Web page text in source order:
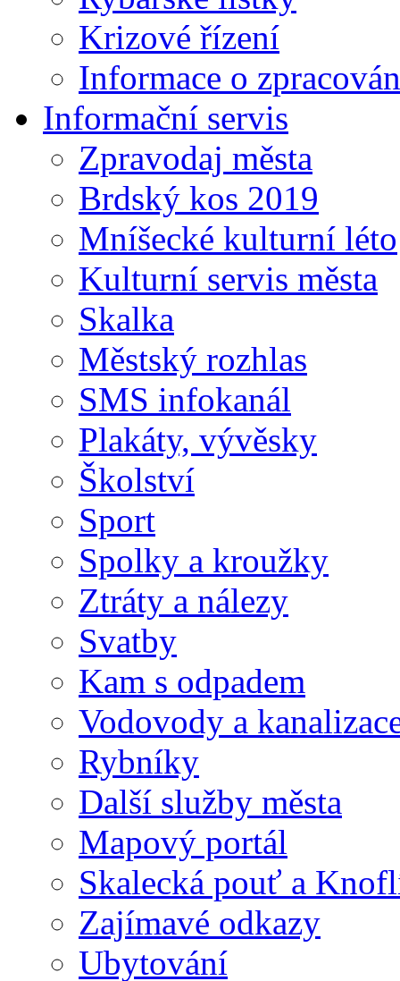
Krizové řízení
Informace o
Informační servis
Zpravodaj města
Brdský kos 2019
Mníšecké kulturní léto
Kulturní servis města
Skalka
Městský rozhlas
SMS infokanál
Plakáty, vývěsky
Školství
Sport
Spolky a kroužky
Ztráty a nálezy
Svatby
Kam s odpadem
Vodovody a
Rybníky
Další služby města
Mapový portál
Skalecká pouť a
Zajímavé odkazy
Ubytování